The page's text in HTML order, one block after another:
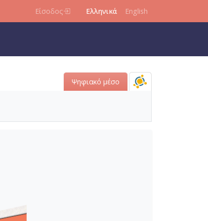
Είσοδος Ελληνικά English
Ψηφιακό μέσο